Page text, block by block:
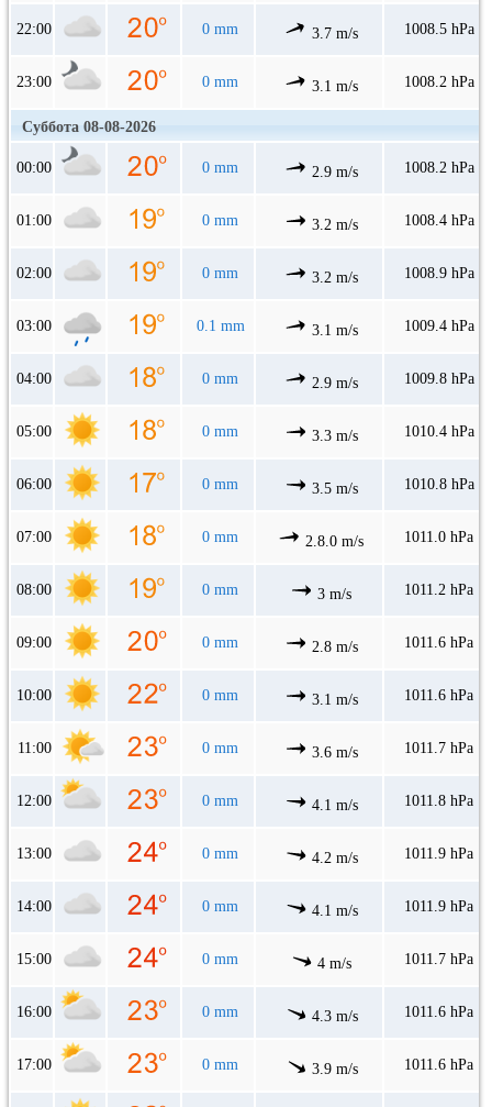
22:00 0 mm 3.7 m/s 1008.5 hPa
23:00 0 mm 3.1 m/s 1008.2 hPa
Суббота 08-08-2026
00:00 0 mm 2.9 m/s 1008.2 hPa
01:00 0 mm 3.2 m/s 1008.4 hPa
02:00 0 mm 3.2 m/s 1008.9 hPa
03:00 0.1 mm 3.1 m/s 1009.4 hPa
04:00 0 mm 2.9 m/s 1009.8 hPa
05:00 0 mm 3.3 m/s 1010.4 hPa
06:00 0 mm 3.5 m/s 1010.8 hPa
07:00 0 mm 2.8.0 m/s 1011.0 hPa
08:00 0 mm 3 m/s 1011.2 hPa
09:00 0 mm 2.8 m/s 1011.6 hPa
10:00 0 mm 3.1 m/s 1011.6 hPa
11:00 0 mm 3.6 m/s 1011.7 hPa
12:00 0 mm 4.1 m/s 1011.8 hPa
13:00 0 mm 4.2 m/s 1011.9 hPa
14:00 0 mm 4.1 m/s 1011.9 hPa
15:00 0 mm 4 m/s 1011.7 hPa
16:00 0 mm 4.3 m/s 1011.6 hPa
17:00 0 mm 3.9 m/s 1011.6 hPa